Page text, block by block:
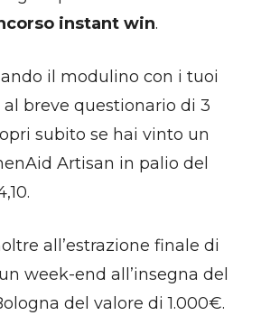
instant win.
il modulino con i tuoi
breve questionario di 3
subito se hai vinto un
Artisan in palio del
all’estrazione finale di
week-end all’insegna del
del valore di 1.000€.